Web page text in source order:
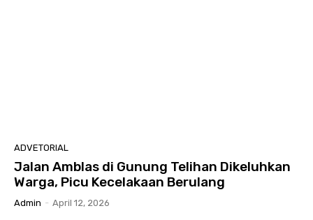
ADVETORIAL
Jalan Amblas di Gunung Telihan Dikeluhkan
Warga, Picu Kecelakaan Berulang
Admin - April 12, 2026